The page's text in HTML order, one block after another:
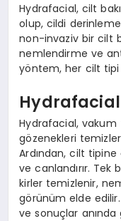
Hydrafacial, cilt
olup, cildi
non-invaziv bir cilt
nemlendirme ve
yöntem, her cilt tipi
Hydrafacial
Hydrafacial,
gözenekleri temizler
Ardından, cilt
ve canlandırır.
kirler temizlenir,
görünüm elde
ve sonuçlar anında